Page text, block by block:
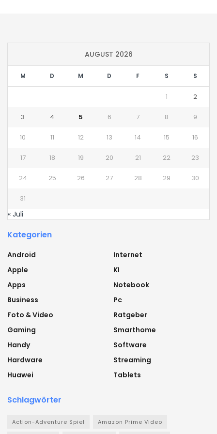
AUGUST 2026
M D M D F S S
1 2
3 4 5 6 7 8 9
10 11 12 13 14 15 16
17 18 19 20 21 22 23
24 25 26 27 28 29 30
31
« Juli
Kategorien
Android
Apple
Apps
Business
Foto & Video
Gaming
Handy
Hardware
Huawei
Internet
KI
Notebook
Pc
Ratgeber
Smarthome
Software
Streaming
Tablets
Schlagwörter
Action-Adventure Spiel Amazon Prime Video